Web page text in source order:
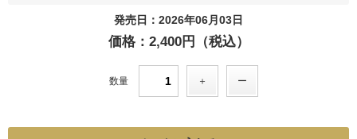
発売日：2026年06月03日
価格：2,400円（税込）
数量